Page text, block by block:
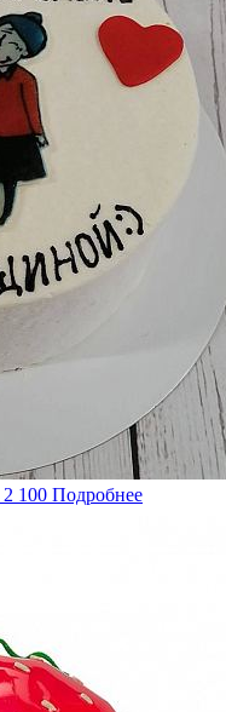
2 100 Подробнее